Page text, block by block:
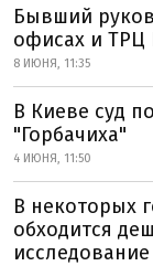
Бывший
офисах и ТРЦ
8 ИЮНЯ, 11:35
В Киеве суд
"Горбачиха"
4 ИЮНЯ, 11:50
В некоторых
обходится
исследование